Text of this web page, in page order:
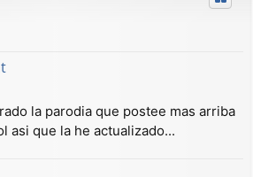
la parodia que postee mas arriba
asi que la he actualizado...